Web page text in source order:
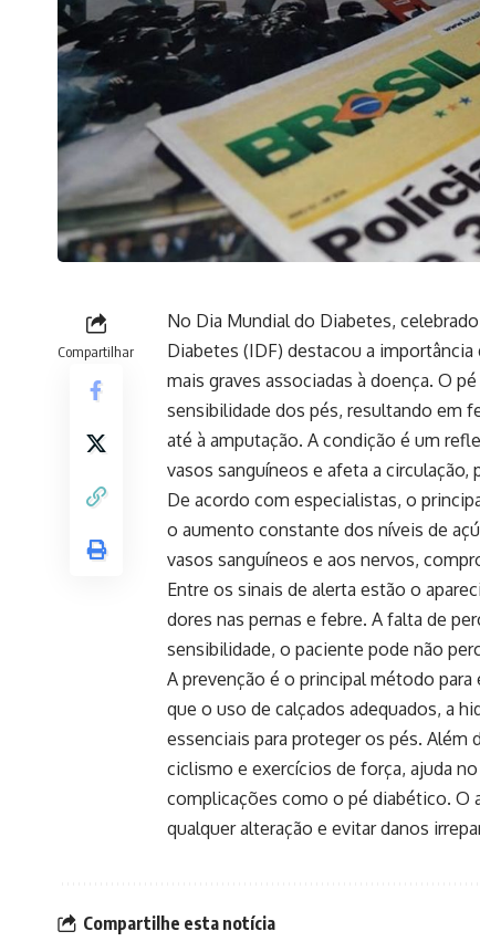
Compartilhar
No Dia Mundial do Diabetes,
Diabetes (IDF) destacou a
mais graves associadas à doença. O
sensibilidade dos pés, resultando em
até à amputação. A condição é um
vasos sanguíneos e afeta a
De acordo com especialistas, o
o aumento constante dos níveis de
vasos sanguíneos e aos nervos,
Entre os sinais de alerta estão o
dores nas pernas e febre. A falta de
sensibilidade, o paciente pode não
A prevenção é o principal método
que o uso de calçados adequados, a
essenciais para proteger os pés. Além
ciclismo e exercícios de força, ajuda
complicações como o pé diabético. O
qualquer alteração e evitar danos
Compartilhe esta notícia